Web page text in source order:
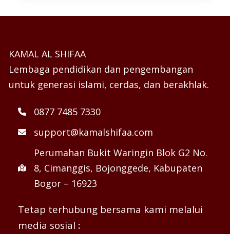
KAMAL AL SHIFAA
Lembaga pendidikan dan pengembangan
untuk generasi islami, cerdas, dan berakhlak.
0877 7485 7330
support@kamalshifaa.com
Perumahan Bukit Waringin Blok G2 No.
8, Cimanggis, Bojonggede, Kabupaten
Bogor – 16923
Tetap terhubung bersama kami melalui
media sosial :